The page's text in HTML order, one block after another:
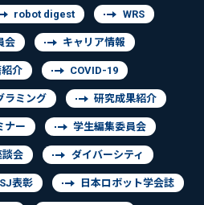
robot digest WRS
会 キャリア情報
介 COVID-19
ラミング 研究成果紹介
ナー 学生編集委員会
談会 ダイバーシティ
表彰 日本ロボット学会誌